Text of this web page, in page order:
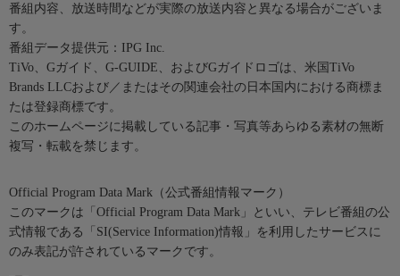
番組内容、放送時間などが実際の放送内容と異なる場合がございま
す。
番組データ提供元：IPG Inc.
TiVo、Gガイド、G-GUIDE、およびGガイドロゴは、米国TiVo
Brands LLCおよび／またはその関連会社の日本国内における商標ま
たは登録商標です。
このホームページに掲載している記事・写真等あらゆる素材の無断
複写・転載を禁じます。
Official Program Data Mark（公式番組情報マーク）
このマークは「Official Program Data Mark」といい、テレビ番組の公
式情報である「SI(Service Information)情報」を利用したサービスに
のみ表記が許されているマークです。